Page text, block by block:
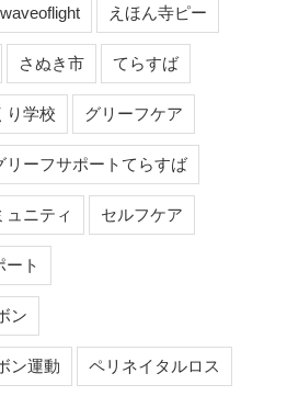
waveoflight えほん寺ピー
さぬき市 てらすば
り学校 グリーフケア
リーフサポートてらすば
ュニティ セルフケア
ート
ン
ン運動 ペリネイタルロス